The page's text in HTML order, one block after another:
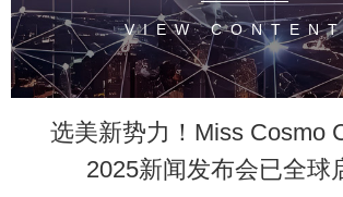
VIEW
选美新势力！Miss Cosmo
2025新闻发布会已全球